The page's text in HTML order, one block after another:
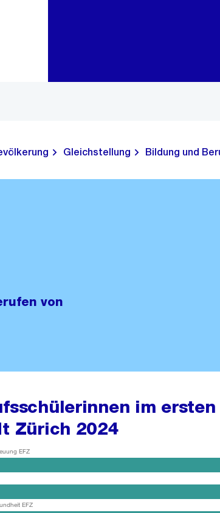
Gleichstellung Bildung und
von
im
Zürich 2024
EFZ
EFZ